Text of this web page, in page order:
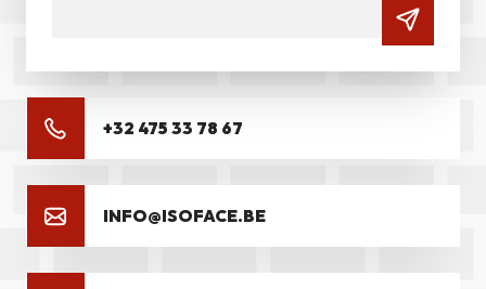
+32 475 33 78 67
INFO@ISOFACE.BE